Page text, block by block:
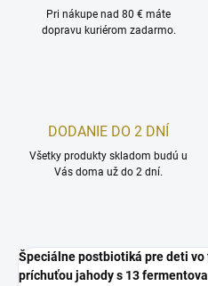
Pri nákupe nad 80 € máte
dopravu kuriérom zadarmo.
DODANIE DO 2 DNÍ
Všetky produkty skladom budú u
Vás doma už do 2 dní.
Špeciálne postbiotiká pre deti
príchuťou jahody s 13